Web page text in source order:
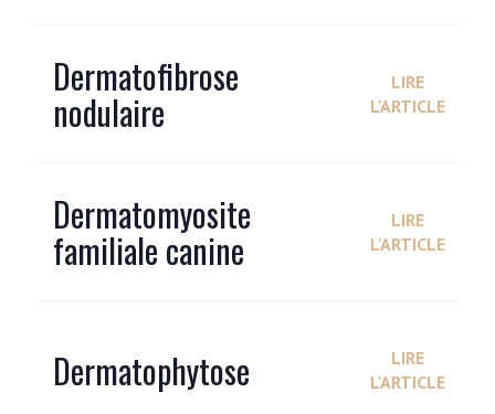
Dermatofibrose
nodulaire
LIRE
L'ARTICLE
Dermatomyosite
familiale canine
LIRE
L'ARTICLE
Dermatophytose
LIRE
L'ARTICLE